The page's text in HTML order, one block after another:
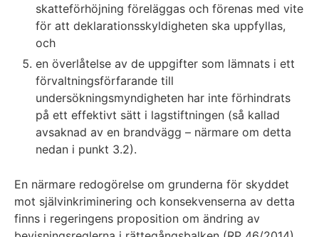
skatteförhöjning föreläggas och förenas med vite
för att deklarationsskyldigheten ska uppfyllas,
och
en överlåtelse av de uppgifter som lämnats i ett
förvaltningsförfarande till
undersökningsmyndigheten har inte förhindrats
på ett effektivt sätt i lagstiftningen (så kallad
avsaknad av en brandvägg – närmare om detta
nedan i punkt 3.2).
En närmare redogörelse om grunderna för skyddet
mot självinkriminering och konsekvenserna av detta
finns i regeringens proposition om ändring av